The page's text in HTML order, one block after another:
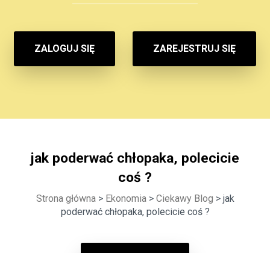
ZALOGUJ SIĘ ZAREJESTRUJ SIĘ
jak poderwać chłopaka, polecicie
coś ?
Strona główna> Ekonomia> Ciekawy Blog > jak
poderwać chłopaka, polecicie coś ?